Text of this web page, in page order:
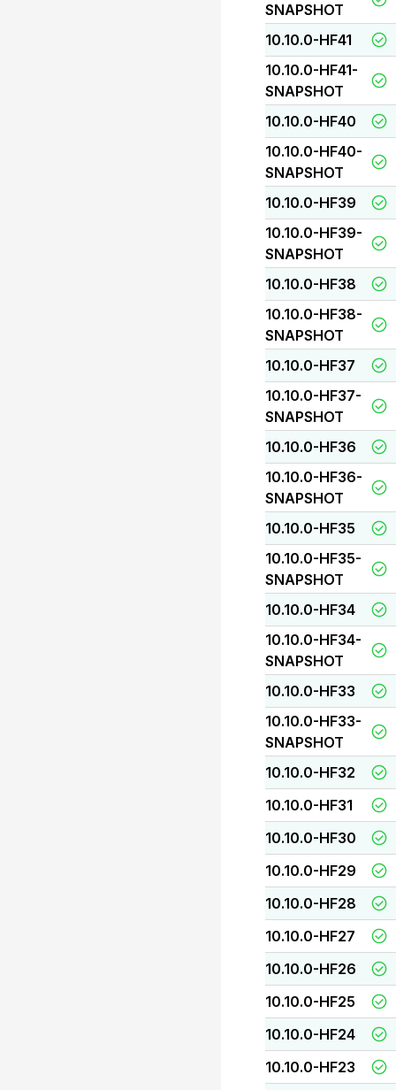
SNAPSHOT
10.10.0-HF41
10.10.0-HF41-
SNAPSHOT
10.10.0-HF40
10.10.0-HF40-
SNAPSHOT
10.10.0-HF39
10.10.0-HF39-
SNAPSHOT
10.10.0-HF38
10.10.0-HF38-
SNAPSHOT
10.10.0-HF37
10.10.0-HF37-
SNAPSHOT
10.10.0-HF36
10.10.0-HF36-
SNAPSHOT
10.10.0-HF35
10.10.0-HF35-
SNAPSHOT
10.10.0-HF34
10.10.0-HF34-
SNAPSHOT
10.10.0-HF33
10.10.0-HF33-
SNAPSHOT
10.10.0-HF32
10.10.0-HF31
10.10.0-HF30
10.10.0-HF29
10.10.0-HF28
10.10.0-HF27
10.10.0-HF26
10.10.0-HF25
10.10.0-HF24
10.10.0-HF23